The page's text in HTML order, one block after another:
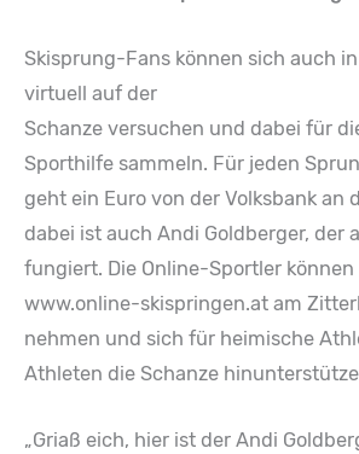
Skisprung-Fans können sich auch
virtuell auf der
Schanze versuchen und dabei für
Sporthilfe sammeln. Für jeden
geht ein Euro von der Volksbank an
dabei ist auch Andi Goldberger, der
fungiert. Die Online-Sportler können
www.online-skispringen.at am
nehmen und sich für heimische
Athleten die Schanze
„Griaß eich, hier ist der Andi